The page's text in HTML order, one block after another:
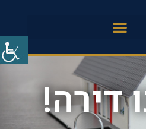
דירה!